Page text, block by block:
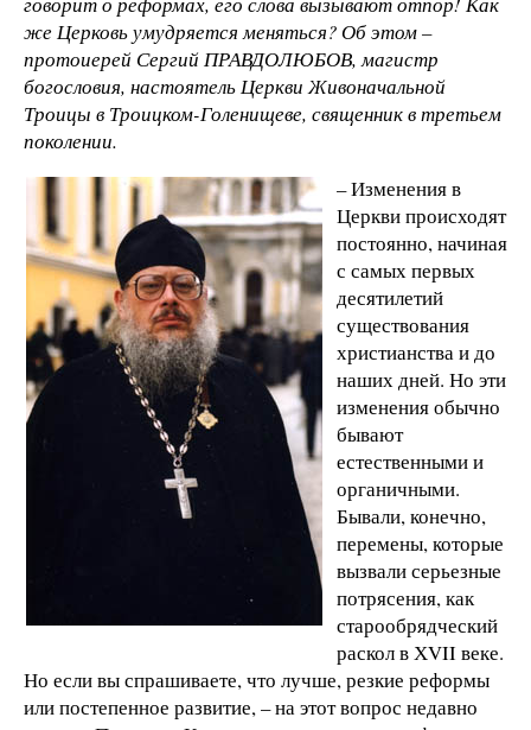
же Церковь умудряется меняться? Об этом –
протоиерей Сергий ПРАВДОЛЮБОВ, магистр
богословия, настоятель Церкви Живоначальной
Троицы в Троицком-Голенищеве, священник в третьем
поколении.
– Изменения в
Церкви происходят
постоянно, начиная
с самых первых
десятилетий
существования
христианства и до
наших дней. Но эти
изменения обычно
бывают
естественными и
органичными.
Бывали, конечно,
перемены, которые
вызвали серьезные
потрясения, как
старообрядческий
раскол в ХVII веке.
Но если вы спрашиваете, что лучше, резкие реформы
или постепенное развитие, – на этот вопрос недавно